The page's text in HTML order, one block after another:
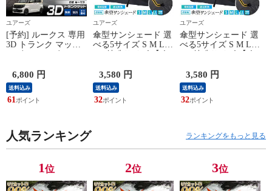
ユアーズ
[予約] ルークス 専用
3D トランク マット
ット ROOX 防水 防
汚 傷防止 カバー カ
ーマット トレー 内
装 ゴムマット 新車
ップ 日産 NISSAN
[2]
6,800 円
送料込み
61
ユアーズ
傘型サンシェード 選
べる5サイズ S M L
ント用 フロントガラ
ス uvカット 紫外線
カット 紫外線対策
日除け 遮光 車用 日
3,580 円
送料込み
32
ユアーズ
傘型サンシェード 選
べる5サイズ S M L
ント用 フロントガラ
ス uvカット 紫外線
カット 紫外線対策
日除け 遮光 車用 日
3,580 円
送料込み
32
人気ランキング ランキングをもっと見る
1位 2位 3位